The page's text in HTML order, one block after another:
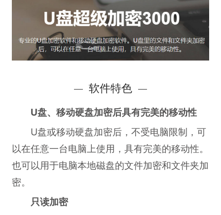
软件特色
U盘、移动硬盘加密后具有完美的移动性
U盘或移动硬盘加密后，不受电脑限制，可
以在任意一台电脑上使用，具有完美的移动性。
也可以用于电脑本地磁盘的文件加密和文件夹加
密。
只读加密